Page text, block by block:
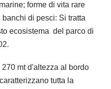
forme di vita rare
di pesci: Si tratta
ecosistema del parco di
mt d'altezza al bordo
tutta la